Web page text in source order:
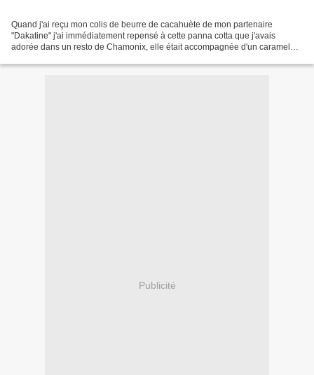
Quand j'ai reçu mon colis de beurre de cacahuète de mon partenaire
"Dakatine" j'ai immédiatement repensé à cette panna cotta que j'avais
adorée dans un resto de Chamonix, elle était accompagnée d'un caramel
Publicité